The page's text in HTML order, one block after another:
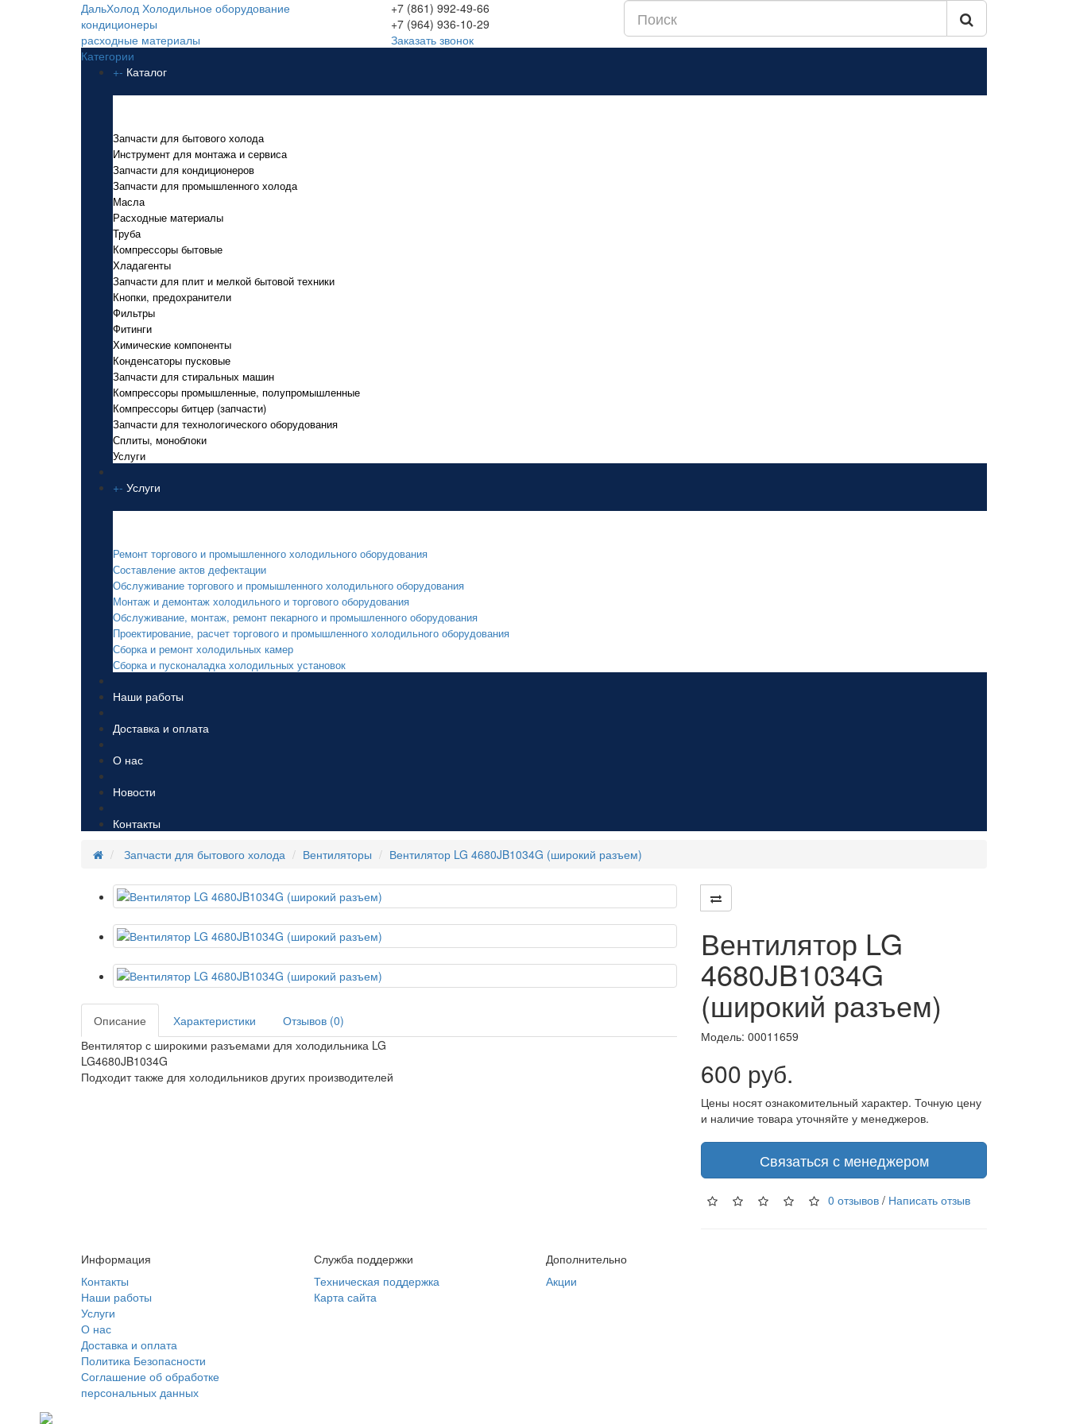
ДальХолод Холодильное оборудование
кондиционеры
расходные материалы
+7 (861) 992-49-66
+7 (964) 936-10-29
Заказать звонок
Категории
+- Каталог
Запчасти для бытового холода
Инструмент для монтажа и сервиса
Запчасти для кондиционеров
Запчасти для промышленного холода
Масла
Расходные материалы
Труба
Компрессоры бытовые
Хладагенты
Запчасти для плит и мелкой бытовой техники
Кнопки, предохранители
Фильтры
Фитинги
Химические компоненты
Конденсаторы пусковые
Запчасти для стиральных машин
Компрессоры промышленные, полупромышленные
Компрессоры битцер (запчасти)
Запчасти для технологического оборудования
Сплиты, моноблоки
Услуги
+- Услуги
Ремонт торгового и промышленного холодильного оборудования
Составление актов дефектации
Обслуживание торгового и промышленного холодильного оборудования
Монтаж и демонтаж холодильного и торгового оборудования
Обслуживание, монтаж, ремонт пекарного и промышленного оборудования
Проектирование, расчет торгового и промышленного холодильного оборудования
Сборка и ремонт холодильных камер
Сборка и пусконаладка холодильных установок
Наши работы
Доставка и оплата
О нас
Новости
Контакты
Запчасти для бытового холода
Вентиляторы Вентилятор LG 4680JB1034G (широкий разъем)
Описание Характеристики
Отзывов (0)
Вентилятор с широкими разъемами для холодильника LG
LG4680JB1034G
Подходит также для холодильников других производителей
Вентилятор LG
4680JB1034G
(широкий разъем)
Модель: 00011659
600 руб.
Цены носят ознакомительный характер. Точную цену
и наличие товара уточняйте у менеджеров.
Связаться с менеджером
0 отзывов / Написать отзыв
Информация
Контакты
Наши работы
Услуги
О нас
Доставка и оплата
Политика Безопасности
Соглашение об обработке
персональных данных
Служба поддержки
Техническая поддержка
Карта сайта
Дополнительно
Акции